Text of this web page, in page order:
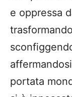
e oppressa
portata